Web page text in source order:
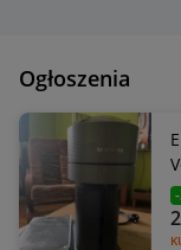
Ogłoszenia